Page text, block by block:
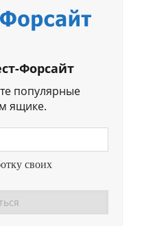
Форсайт
популярные
ящике.
своих